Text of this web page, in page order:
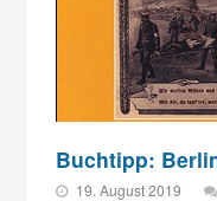
Buchtipp:
19. August 2019